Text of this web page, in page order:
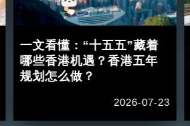
一文看懂：“十五五”藏着
哪些香港机遇？香港五年
规划怎么做？
2026-07-23